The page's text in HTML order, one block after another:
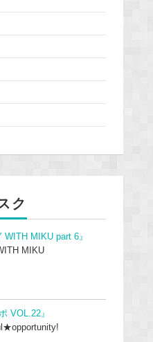
ク
WITH MIKU part 6』
MIKU
VOL.22』